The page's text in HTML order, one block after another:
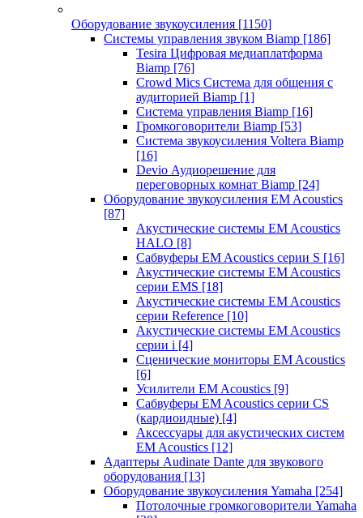
Оборудование звукоусиления [1150]
Системы управления звуком Biamp [186]
Tesira Цифровая медиаплатформа
Biamp [76]
Crowd Mics Система для общения с
аудиторией Biamp [1]
Система управления Biamp [16]
Громкоговорители Biamp [53]
Система звукоусиления Voltera Biamp
[16]
Devio Аудиорешение для
переговорных комнат Biamp [24]
Оборудование звукоусиления EM Acoustics
[87]
Акустические системы EM Acoustics
HALO [8]
Сабвуферы EM Acoustics серии S [16]
Акустические системы EM Acoustics
серии EMS [18]
Акустические системы EM Acoustics
серии Reference [10]
Акустические системы EM Acoustics
серии i [4]
Сценические мониторы EM Acoustics
[6]
Усилители EM Acoustics [9]
Сабвуферы EM Acoustics серии CS
(кардиоидные) [4]
Аксессуары для акустических систем
EM Acoustics [12]
Адаптеры Audinate Dante для звукового
оборудования [13]
Оборудование звукоусиления Yamaha [254]
Потолочные громкоговорители Yamaha